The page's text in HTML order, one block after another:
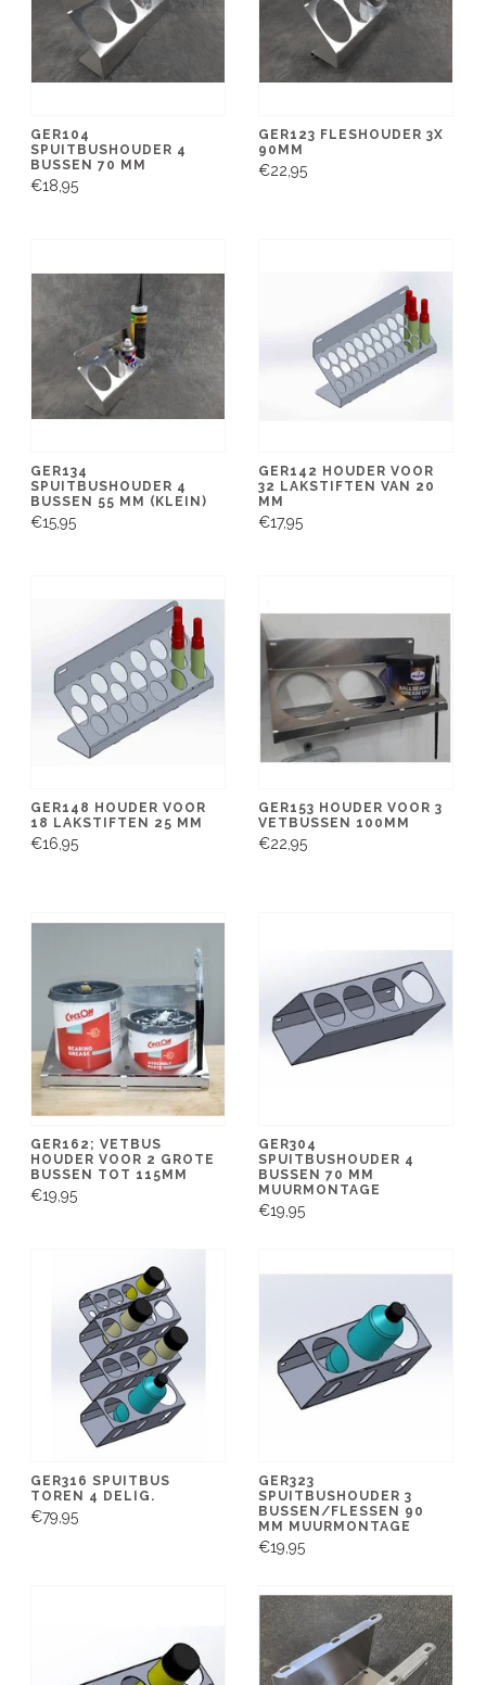
GER104
SPUITBUSHOUDER 4
BUSSEN 70 MM
€18,95
GER123 FLESHOUDER 3X
90MM
€22,95
GER134
SPUITBUSHOUDER 4
BUSSEN 55 MM (KLEIN)
€15,95
GER142 HOUDER VOOR
32 LAKSTIFTEN VAN 20
MM
€17,95
GER148 HOUDER VOOR
18 LAKSTIFTEN 25 MM
€16,95
GER153 HOUDER VOOR 3
VETBUSSEN 100MM
€22,95
GER162; VETBUS
HOUDER VOOR 2 GROTE
BUSSEN TOT 115MM
€19,95
GER304
SPUITBUSHOUDER 4
BUSSEN 70 MM
MUURMONTAGE
€19,95
GER316 SPUITBUS
TOREN 4 DELIG.
€79,95
GER323
SPUITBUSHOUDER 3
BUSSEN/FLESSEN 90
MM MUURMONTAGE
€19,95